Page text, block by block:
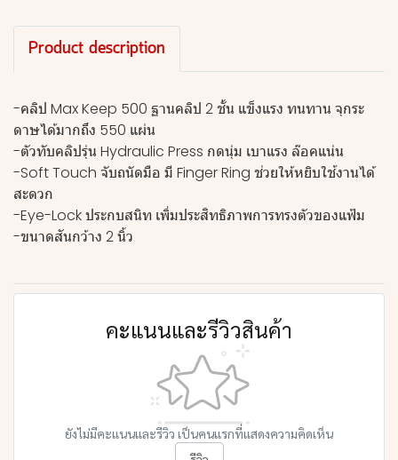
Product description
-คลิป Max Keep 500 ฐานคลิป 2 ชั้น แข็งแรง ทนทาน จุกระ
ดาษได้มากถึง 550 แผ่น
-ตัวทับคลิปรุ่น Hydraulic Press กดนุ่ม เบาแรง ล๊อคแน่น
-Soft Touch จับถนัดมือ มี Finger Ring ช่วยให้หยิบใช้งานได้
สะดวก
-Eye-Lock ประกบสนิท เพิ่มประสิทธิภาพการทรงตัวของแฟ้ม
-ขนาดสันกว้าง 2 นิ้ว
คะแนนและรีวิวสินค้า
ยังไม่มีคะแนนและรีวิว เป็นคนแรกที่แสดงความคิดเห็น